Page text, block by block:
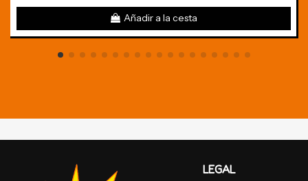
Añadir a la cesta
LEGAL